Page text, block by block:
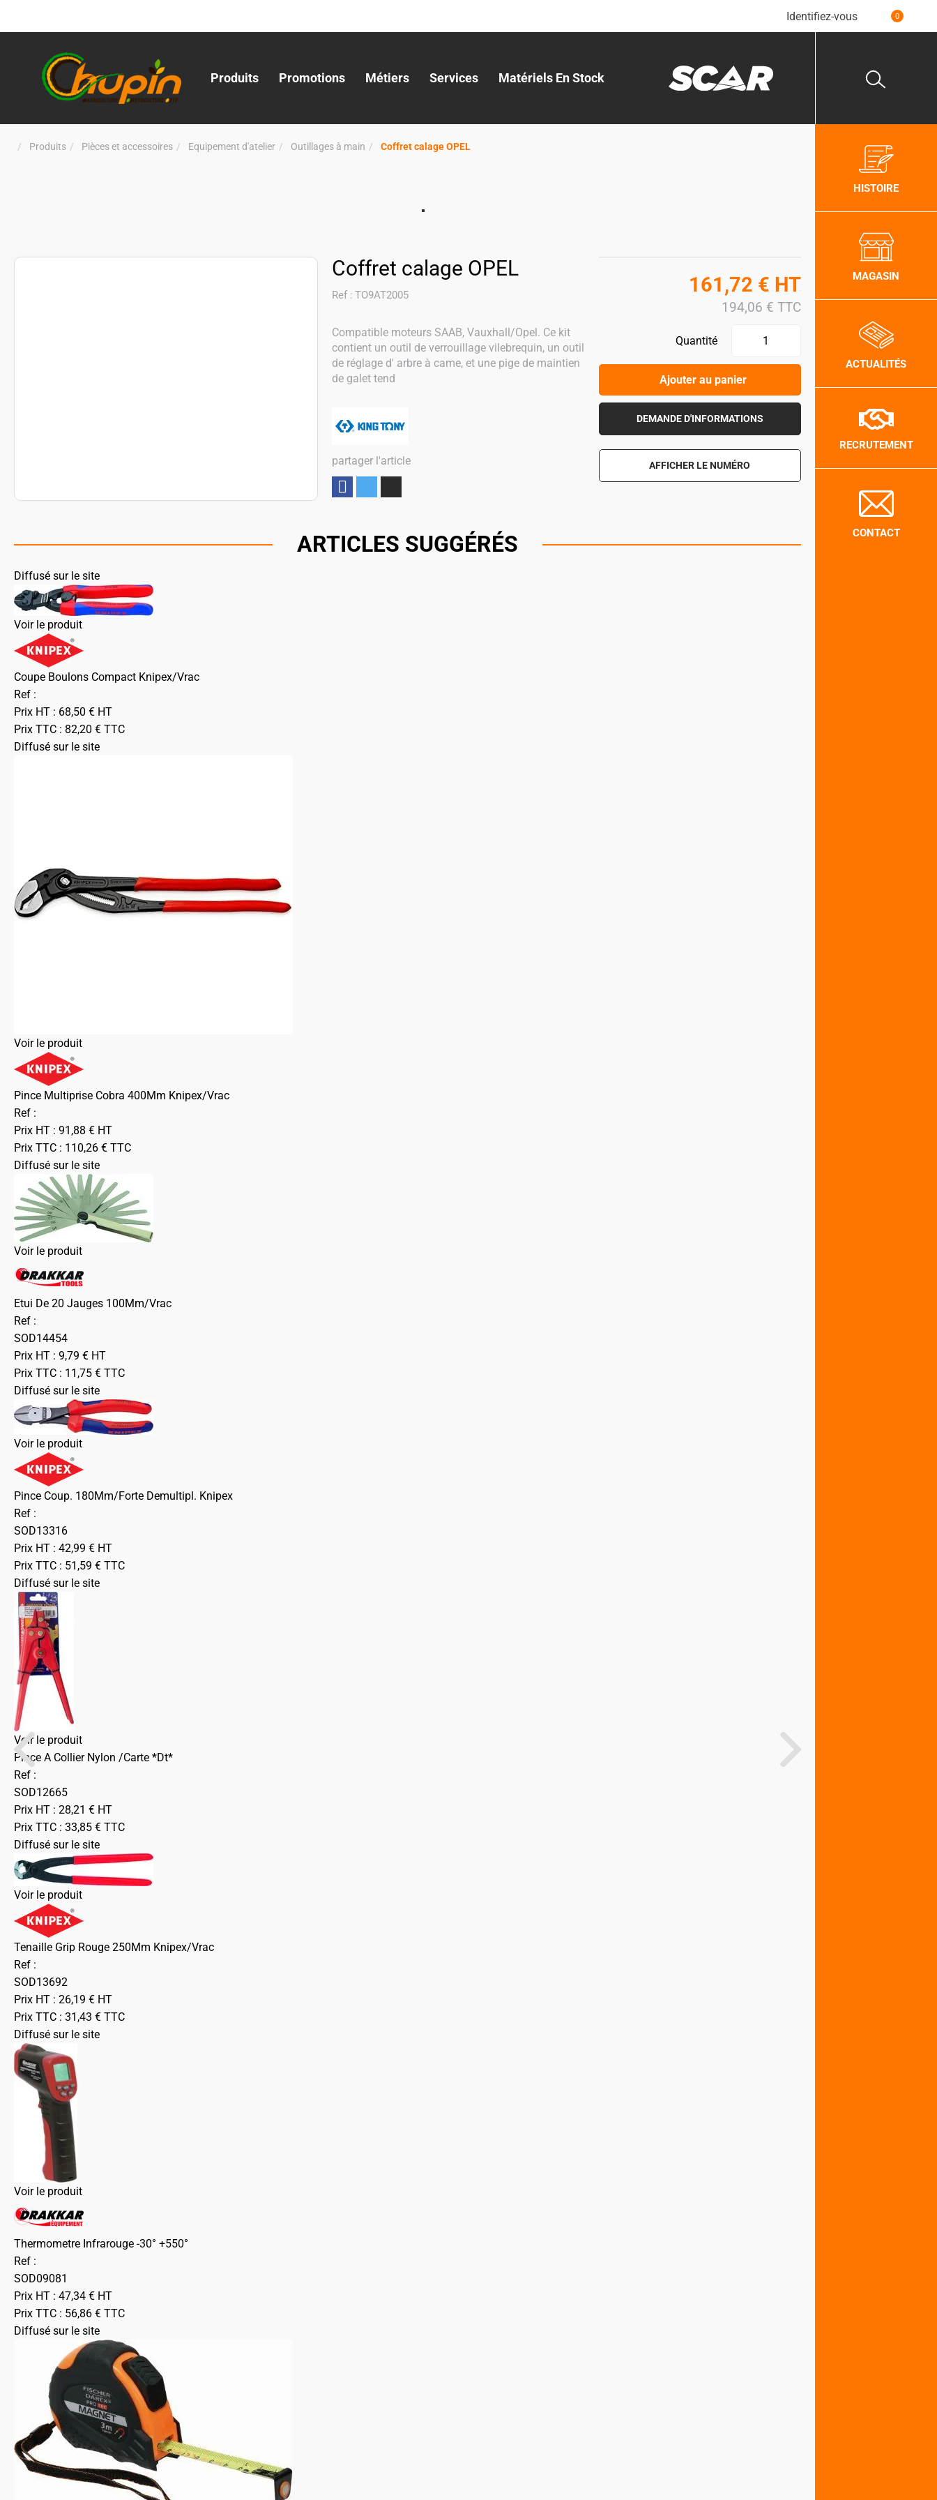
Identifiez-vous 0
Produits Promotions Métiers Services Matériels En Stock
Produits Pièces et accessoires Equipement d'atelier Outillages à main Coffret calage OPEL
Coffret calage OPEL
Ref : TO9AT2005
partager l'article
Compatible moteurs SAAB, Vauxhall/Opel. Ce kit
contient un outil de verrouillage vilebrequin, un outil
de réglage d' arbre à came, et une pige de maintien
de galet tend
161,72 € HT
194,06 € TTC
Quantité
Ajouter au panier
DEMANDE D'INFORMATIONS
AFFICHER LE NUMÉRO
ARTICLES SUGGÉRÉS
Diffusé sur le site
Voir le produit
Coupe Boulons Compact Knipex/Vrac
Ref :
Prix HT : 68,50 € HT
Prix TTC : 82,20 € TTC
Diffusé sur le site
Voir le produit
Pince Multiprise Cobra 400Mm Knipex/Vrac
Ref :
Prix HT : 91,88 € HT
Prix TTC : 110,26 € TTC
Diffusé sur le site
Voir le produit
Etui De 20 Jauges 100Mm/Vrac
Ref :
SOD14454
Prix HT : 9,79 € HT
Prix TTC : 11,75 € TTC
Diffusé sur le site
Voir le produit
Pince Coup. 180Mm/Forte Demultipl. Knipex
Ref :
SOD13316
Prix HT : 42,99 € HT
Prix TTC : 51,59 € TTC
Diffusé sur le site
Voir le produit
Pince A Collier Nylon /Carte *Dt*
Ref :
SOD12665
Prix HT : 28,21 € HT
Prix TTC : 33,85 € TTC
Diffusé sur le site
Voir le produit
Tenaille Grip Rouge 250Mm Knipex/Vrac
Ref :
SOD13692
Prix HT : 26,19 € HT
Prix TTC : 31,43 € TTC
Diffusé sur le site
Voir le produit
Thermometre Infrarouge -30° +550°
Ref :
SOD09081
Prix HT : 47,34 € HT
Prix TTC : 56,86 € TTC
Diffusé sur le site
HISTOIRE
MAGASIN
ACTUALITÉS
RECRUTEMENT
CONTACT